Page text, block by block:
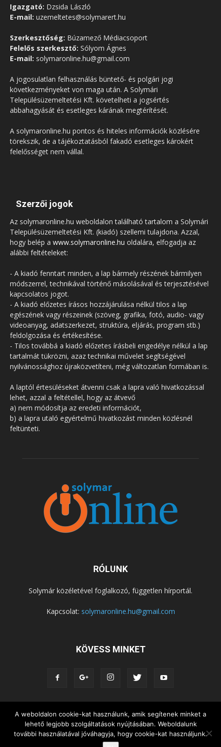
Igazgató: Dzsida László
E-mail: uzemeltetes@solymarert.hu
Szerkesztőség: Búzamező Médiacsoport
Felelős szerkesztő: Sólyom Ágnes
E-mail: solymaronline.hu@gmail.com
A jogosulatlan felhasználás büntető- és polgári jogi
következményeket von maga után. A Solymári
Településüzemeltetési Kft. követelheti a jogsértés
abbahagyását és esetleges kárának megtérítését.
A solymaronline.hu pontos és hiteles információk közlésére
törekszik, de a tájékoztatásból fakadó esetleges károkért
felelősséget nem vállal.
Szerzői jogok
Az solymaronline.hu weboldalon található tartalom a Solymári
Településüzemeltetési Kft. (kiadó) szellemi tulajdona. Azzal,
hogy belép a www.solymaronline.hu oldalára, elfogadja az
alábbi feltételeket:
- A kiadó fenntart minden, a lap bármely részének bármilyen
módszerrel, technikával történő másolásával és terjesztésével
kapcsolatos jogot.
- A kiadó előzetes írásos hozzájárulása nélkül tilos a lap
egészének vagy részeinek (szöveg, grafika, fotó, audio- vagy
videoanyag, adatszerkezet, struktúra, eljárás, program stb.)
feldolgozása és értékesítése.
- Tilos továbbá a kiadó előzetes írásbeli engedélye nélkül a lap
tartalmát tükrözni, azaz technikai művelet segítségével
nyilvánossághoz újraközvetíteni, még változatlan formában is.
A laptól értesüléseket átvenni csak a lapra való hivatkozással
lehet, azzal a feltétellel, hogy az átvevő
a) nem módosítja az eredeti információt,
b) a lapra utaló egyértelmű hivatkozást minden közlésnél
feltünteti.
RÓLUNK
Solymár közéletével foglalkozó, független hírportál.
Kapcsolat: solymaronline.hu@gmail.com
KÖVESS MINKET
KÖZÉLET KÖZÖSSÉGEK
SZABADIDŐ
NEMZETISÉG, HELYTÖRTÉNET
RIPORTOK
KÖZÉRDEKŰ INFORMÁCIÓK
A weboldalon cookie-kat használunk, amik segítenek minket a
lehető legjobb szolgáltatások nyújtásában. Weboldalunk
további használatával jóváhagyja, hogy cookie-kat használjunk.